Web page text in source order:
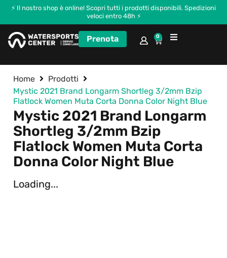
⚡ Il nostro shop è online! Scopri tutti i prodotti disponibili. Spedizioni
veloci entro 48h ⚡
Prenota 0
Home
Prodotti
Mystic 2021 Brand Longarm Shortleg 3/2mm Bzip
Flatlock Women Muta Corta Donna Color Night Blue
Mystic 2021 Brand Longarm
Shortleg 3/2mm Bzip
Flatlock Women Muta Corta
Donna Color Night Blue
Loading...